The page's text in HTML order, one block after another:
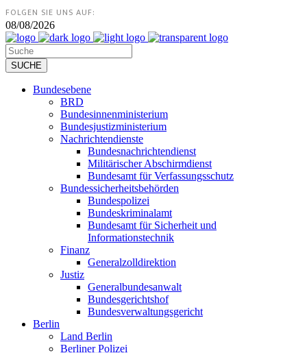
FOLGEN SIE UNS AUF:
08/08/2026
Bundesebene
BRD
Bundesinnenministerium
Bundesjustizministerium
Nachrichtendienste
Bundesnachrichtendienst
Militärischer Abschirmdienst
Bundesamt für Verfassungsschutz
Bundessicherheitsbehörden
Bundespolizei
Bundeskriminalamt
Bundesamt für Sicherheit und
Informationstechnik
Finanz
Generalzolldirektion
Justiz
Generalbundesanwalt
Bundesgerichtshof
Bundesverwaltungsgericht
Berlin
Land Berlin
Berliner Polizei